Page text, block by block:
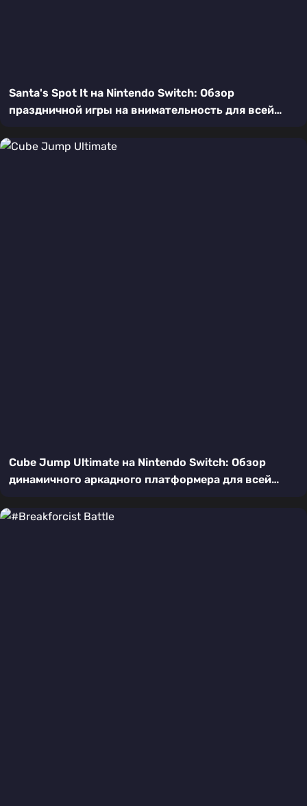
Santa's Spot It на Nintendo Switch: Обзор
праздничной игры на внимательность для всей
Cube Jump Ultimate на Nintendo Switch: Обзор
динамичного аркадного платформера для всей